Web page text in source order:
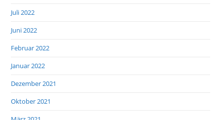
Juli 2022
Juni 2022
Februar 2022
Januar 2022
Dezember 2021
Oktober 2021